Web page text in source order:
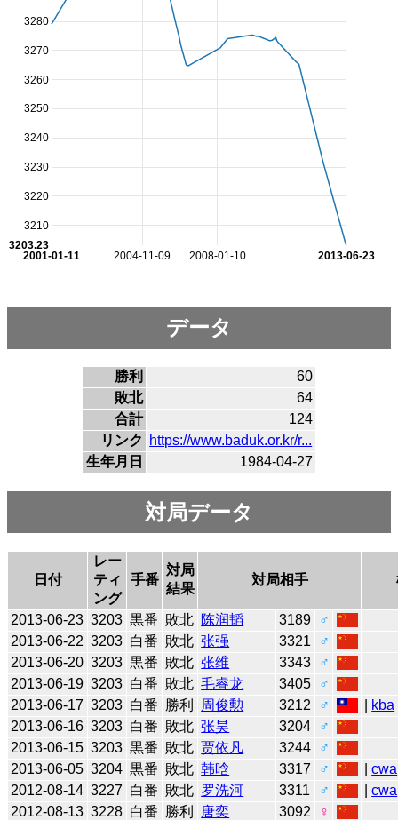
2004-11-09 2008-01-10
2001-01-11 2013-06-23
3210
3220
3230
3240
3250
3260
3270
3280
3203.23
データ
勝利
60
敗北
64
合計
124
リンク
https://www.baduk.or.kr/r...
生年月日
1984-04-27
対局データ
日付
レー
ティ
ング
手番
対局
結果
対局相手
2013-06-23 3203 黒番 敗北 陈润韬 3189
♂
2013-06-22 3203 白番 敗北 张强 3321
♂
2013-06-20 3203 黒番 敗北 张维 3343
♂
2013-06-19 3203 白番 敗北 毛睿龙 3405
♂
2013-06-17 3203 白番 勝利 周俊勲 3212 ♂ kba
2013-06-16 3203 白番 敗北 张昊 3204
♂
2013-06-15 3203 黒番 敗北 贾依凡 3244
♂
2013-06-05 3204 黒番 敗北 韩晗 3317 ♂ |cwa
2012-08-14 3227 白番 敗北 罗洗河 3311 ♂ |cwa
2012-08-13 3228 白番 勝利 唐奕 3092
♀